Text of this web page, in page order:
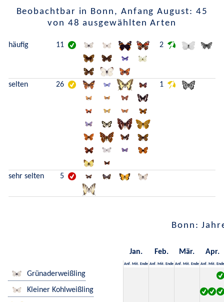
Beobachtbar in Bonn, Anfang August: 45
von 48 ausgewählten Arten
häufig 11 2
selten 26 1
sehr selten 5
Bonn:
Jan. Feb. Mär. Apr.
Anf. Mit. Ende Anf. Mit. Ende Anf. Mit. Ende Anf. Mit. Ende
Grünaderweißling
Kleiner Kohlweißling